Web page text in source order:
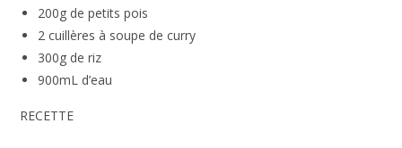
200g de petits pois
2 cuillères à soupe de curry
300g de riz
900mL d’eau
RECETTE